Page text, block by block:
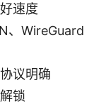
速度
、WireGuard
议明确
锁